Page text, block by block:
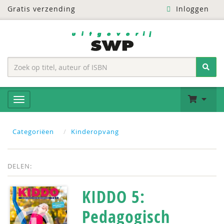
Gratis verzending Inloggen
Categoriëen Kinderopvang
DELEN:
KIDDO 5:
Pedagogisch